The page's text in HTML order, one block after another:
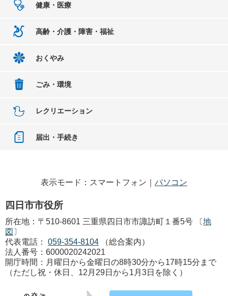
健康・医療
高齢・介護・障害・福祉
おくやみ
ごみ・環境
レクリエーション
届出・手続き
表示モード：スマートフォン｜ パソコン
四日市市役所
所在地：〒510-8601 三重県四日市市諏訪町１番5号 〔地
図 〕
代表電話：
059-354-8104
（総合案内）
法人番号：6000020242021
開庁時間：月曜日から金曜日の8時30分から17時15分まで
（ただし祝・休日、12月29日から1月3日を除く）